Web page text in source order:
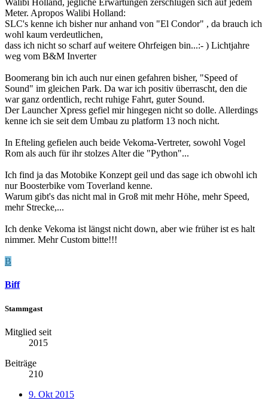
Walibi Holland, jegliche Erwartungen zerschlugen sich auf jedem
Meter. Apropos Walibi Holland:
SLC's kenne ich bisher nur anhand von "El Condor" , da brauch ich
wohl kaum verdeutlichen,
dass ich nicht so scharf auf weitere Ohrfeigen bin...:- ) Lichtjahre
weg vom B&M Inverter
Boomerang bin ich auch nur einen gefahren bisher, "Speed of
Sound" im gleichen Park. Da war ich positiv überrascht, den die
war ganz ordentlich, recht ruhige Fahrt, guter Sound.
Der Launcher Xpress gefiel mir hingegen nicht so dolle. Allerdings
kenne ich sie seit dem Umbau zu platform 13 noch nicht.
In Efteling gefielen auch beide Vekoma-Vertreter, sowohl Vogel
Rom als auch für ihr stolzes Alter die "Python"...
Ich find ja das Motobike Konzept geil und das sage ich obwohl ich
nur Boosterbike vom Toverland kenne.
Warum gibt's das nicht mal in Groß mit mehr Höhe, mehr Speed,
mehr Strecke,...
Ich denke Vekoma ist längst nicht down, aber wie früher ist es halt
nimmer. Mehr Custom bitte!!!
B
Biff
Stammgast
Mitglied seit
2015
Beiträge
210
9. Okt 2015